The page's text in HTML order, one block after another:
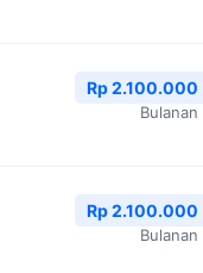
Rp 2.100.000
Bulanan
Rp 2.100.000
Bulanan